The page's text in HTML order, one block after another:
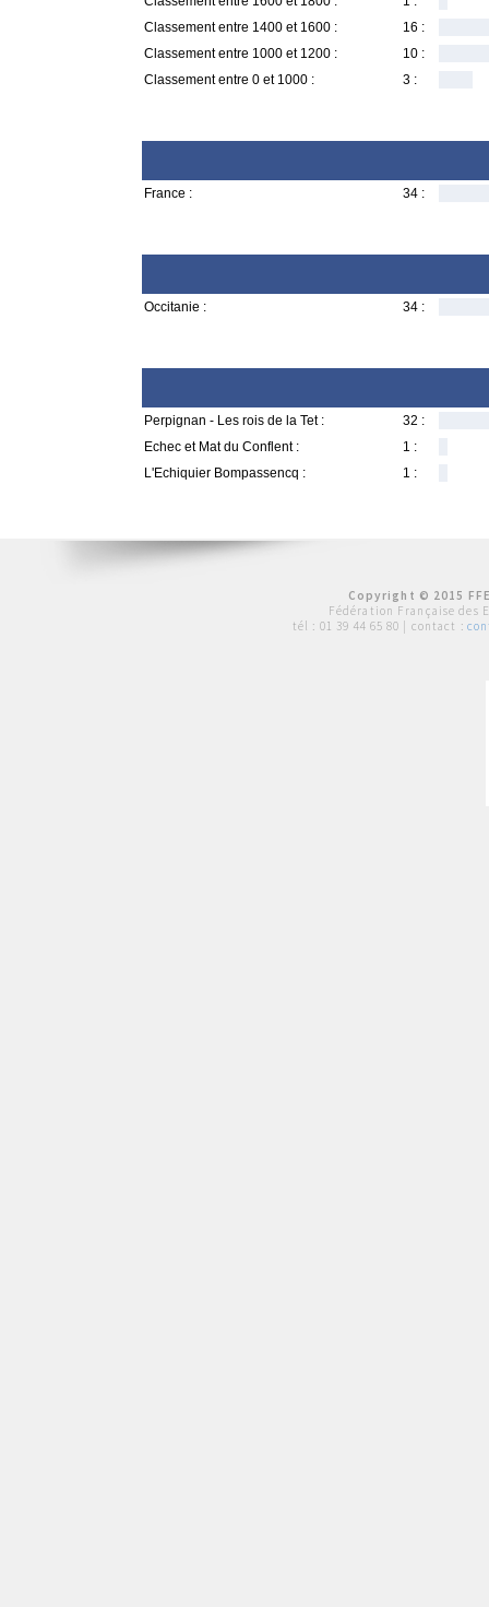
Classement entre 1400 et 1600 :
16 :
Classement entre 1000 et 1200 :
10 :
Classement entre 0 et 1000 :
3 :
France : 34 :
Occitanie : 34 :
Perpignan - Les rois de la Tet :
32 :
Echec et Mat du Conflent :
1 :
L'Echiquier Bompassencq :
1 :
Copyright © 2015
Fédération Française des
tél : 01 39 44 65 80 | contact :